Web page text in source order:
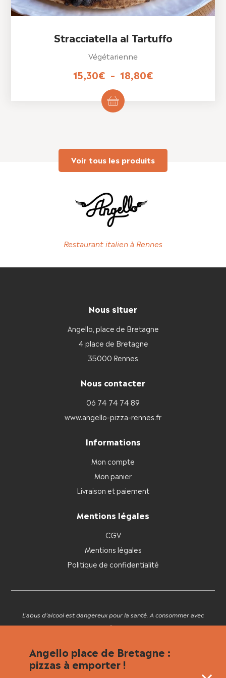
Angello place de Bretagne :
pizzas à emporter !
Stracciatella al Tartuffo
Végétarienne
15,30€ – 18,80€Plage
Ce
produit
a
plusieurs
peuvent
choisies
sur
du
produit
Voir tous les produits
Restaurant italien à Rennes
Nous situer
Angello, place de Bretagne
4 place de Bretagne
35000 Rennes
Nous contacter
06 74 74 74 89
www.angello-pizza-rennes.fr
Informations
Mon compte
Mon panier
Livraison et paiement
Mentions légales
CGV
Mentions légales
Politique de confidentialité
L'abus d'alcool est dangereux pour la santé. A consommer avec
modération.